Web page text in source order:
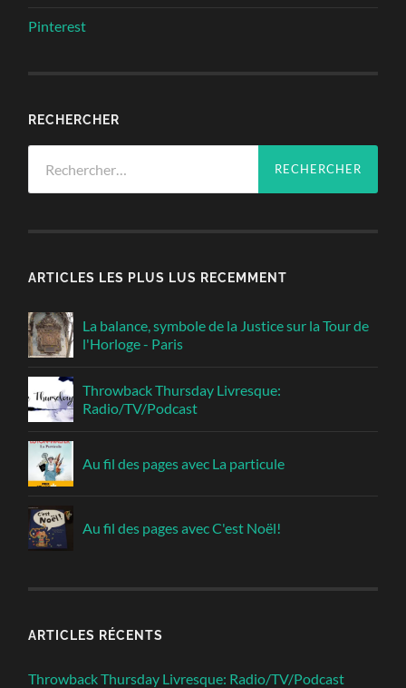
Pinterest
RECHERCHER
ARTICLES LES PLUS LUS RECEMMENT
La balance, symbole de la Justice sur la Tour de
l'Horloge - Paris
Throwback Thursday Livresque:
Radio/TV/Podcast
Au fil des pages avec La particule
Au fil des pages avec C'est Noël!
ARTICLES RÉCENTS
Throwback Thursday Livresque: Radio/TV/Podcast